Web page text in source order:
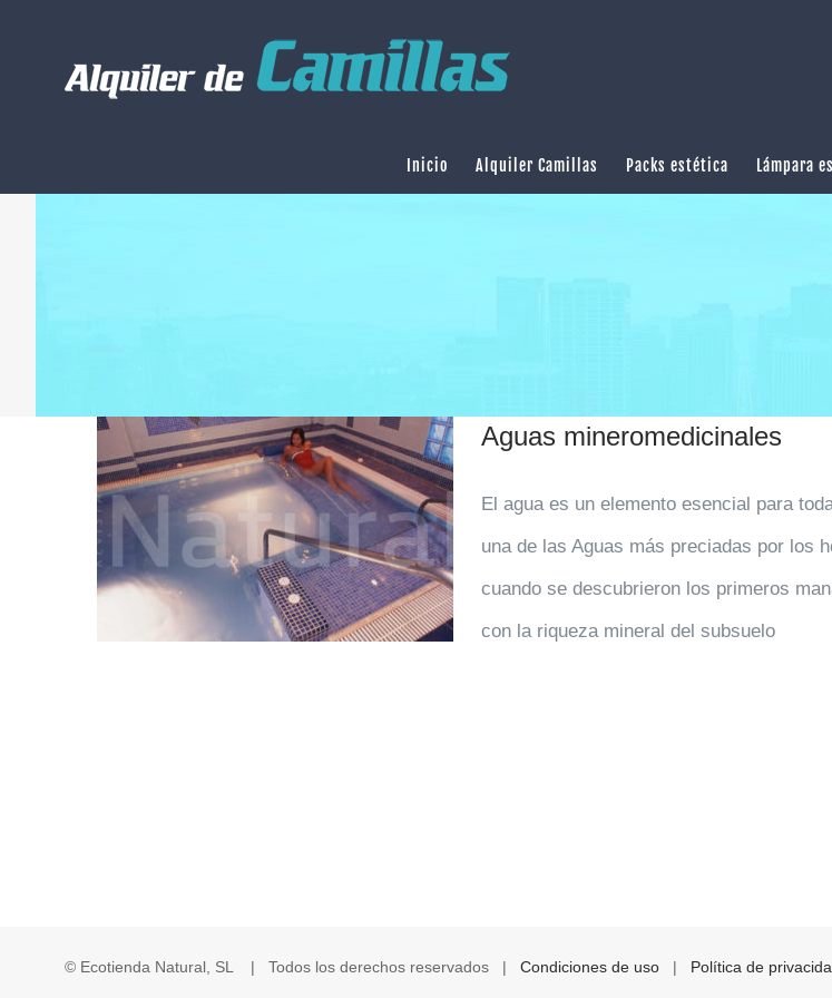
Inicio Alquiler Camillas Packs estética Lámpara
Aguas mineromedicinales
El agua es un elemento esencial para
una de las Aguas más preciadas por los
cuando se descubrieron los primeros
con la riqueza mineral del subsuelo
© Ecotienda Natural, SL | Todos los derechos reservados |Condiciones de uso | Política de